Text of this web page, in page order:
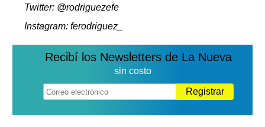
Edictos
Teléfonos de urgencia
Twitter: @rodriguezefe
Instagram: ferodriguez_
Recibí los Newsletters de La Nueva
sin costo
Registrar